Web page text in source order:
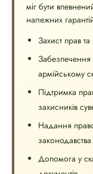
міг бути
належних
Захист прав та
Забезпечення
армійському
Підтримка
захисників
Надання
законодавства
Допомога у